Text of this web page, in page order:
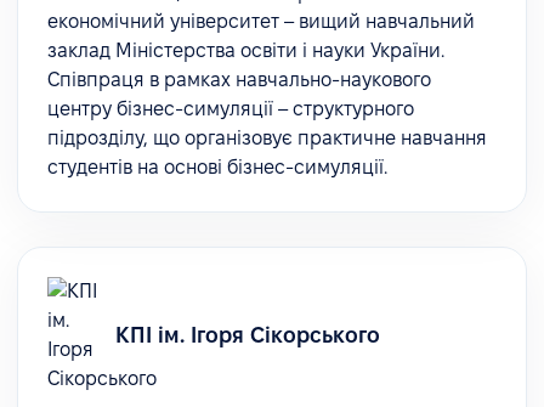
економічний університет – вищий навчальний
заклад Міністерства освіти і науки України.
Співпраця в рамках навчально-наукового
центру бізнес-симуляції – структурного
підрозділу, що організовує практичне навчання
студентів на основі бізнес-симуляції.
КПІ ім. Ігоря Сікорського